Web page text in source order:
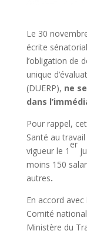
Le 30
écrite
l’obligation de
unique
(DUERP), ne
dans
Pour rappel,
Santé au
vigueur le 1
er
moins 150
autres.
En accord
Comité
Ministère du